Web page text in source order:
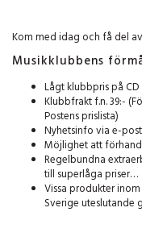
Kom med idag och få del
Musikklubbens
Lågt klubbpris på
Klubbfrakt f.n. 39:-
Postens prislista)
Nyhetsinfo via e-
Möjlighet att
Regelbundna
till superlåga priser…
Vissa produkter
Sverige uteslutande